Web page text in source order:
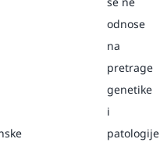
odnose
na
pretrage
genetike
i
patologije